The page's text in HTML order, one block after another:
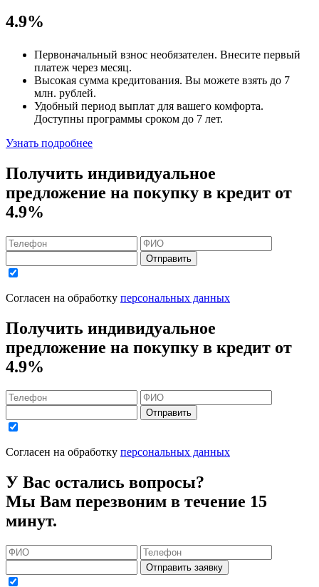
4.9%
Первоначальный взнос необязателен. Внесите первый
платеж через месяц.
Высокая сумма кредитования. Вы можете взять до 7
млн. рублей.
Удобный период выплат для вашего комфорта.
Доступны программы сроком до 7 лет.
Узнать подробнее
Получить индивидуальное
предложение на покупку в кредит от
4.9%
Отправить
Согласен на обработку персональных данных
Получить индивидуальное
предложение на покупку в кредит от
4.9%
Отправить
Согласен на обработку персональных данных
У Вас остались вопросы?
Мы Вам перезвоним в течение 15
минут.
Отправить заявку